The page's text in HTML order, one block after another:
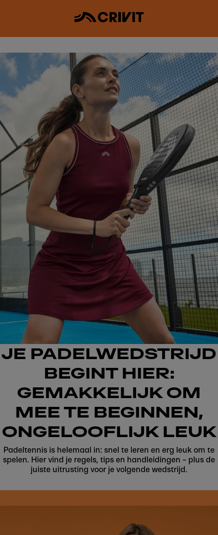
JE PADELWEDSTRIJD
BEGINT HIER:
GEMAKKELIJK OM
MEE TE BEGINNEN,
ONGELOOFLIJK LEUK
Padeltennis is helemaal in: snel te leren en erg leuk om te
spelen. Hier vind je regels, tips en handleidingen – plus de
juiste uitrusting voor je volgende wedstrijd.